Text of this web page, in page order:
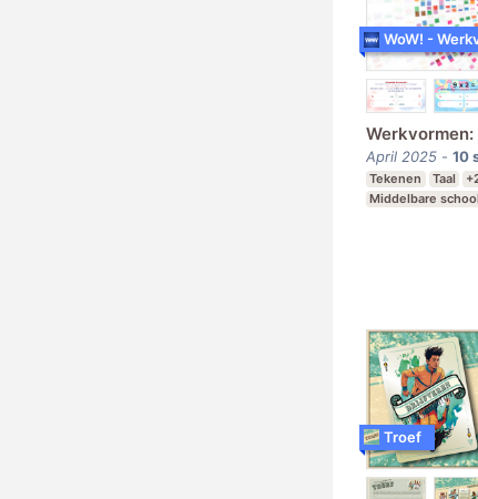
April 2025 - 10
Tekenen Taal
Middelbare school
Troef